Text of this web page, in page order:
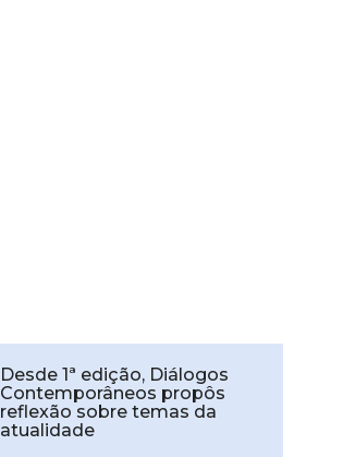
Desde 1ª edição, Diálogos
Contemporâneos propôs
reflexão sobre temas da
atualidade